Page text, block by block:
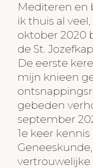
Mediteren en
ik thuis al
oktober 2020
de St.
De eerste
mijn knieen
gebeden
september
1e keer
vertrouwelijke